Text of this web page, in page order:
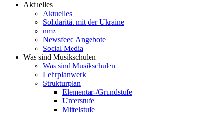
Aktuelles
Aktuelles
Solidarität mit der Ukraine
nmz
Newsfeed Angebote
Social Media
Was sind Musikschulen
Was sind Musikschulen
Lehrplanwerk
Strukturplan
Elementar-/Grundstufe
Unterstufe
Mittelstufe